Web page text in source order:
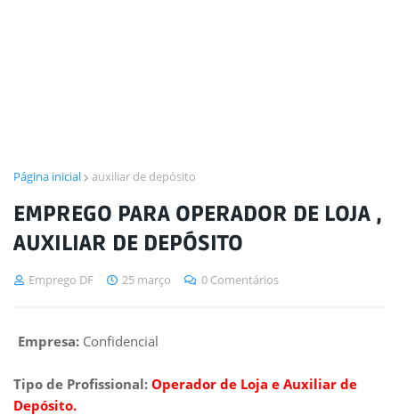
Página inicial auxiliar de depósito
EMPREGO PARA OPERADOR DE LOJA ,
AUXILIAR DE DEPÓSITO
Emprego DF 25 março 0 Comentários
Empresa: Confidencial
Tipo de Profissional: Operador de Loja e Auxiliar de
Depósito.